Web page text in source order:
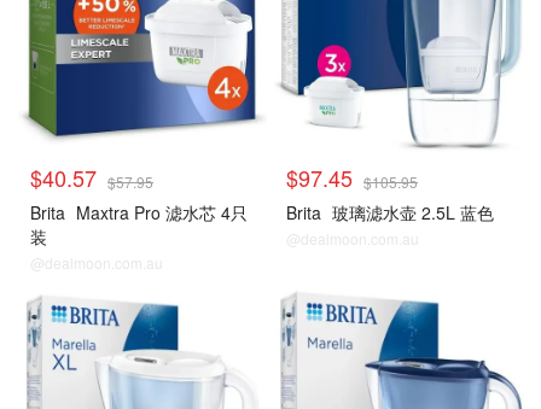
$40.57 $57.95
Brita Maxtra Pro 滤水芯 4只
装
@dealmoon.com.au
$97.45 $105.95
Brita 玻璃滤水壶 2.5L 蓝色
@dealmoon.com.au